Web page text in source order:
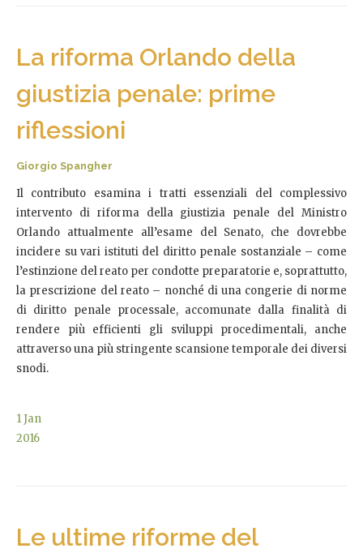
La riforma Orlando della
giustizia penale: prime
riflessioni
Giorgio Spangher
Il contributo esamina i tratti essenziali del complessivo
intervento di riforma della giustizia penale del Ministro
Orlando attualmente all’esame del Senato, che dovrebbe
incidere su vari istituti del diritto penale sostanziale – come
l’estinzione del reato per condotte preparatorie e, soprattutto,
la prescrizione del reato – nonché di una congerie di norme
di diritto penale processale, accomunate dalla finalità di
rendere più efficienti gli sviluppi procedimentali, anche
attraverso una più stringente scansione temporale dei diversi
snodi.
1Jan
2016
Le ultime riforme del